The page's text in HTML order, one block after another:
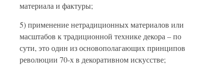
материала и фактуры;
5) применение нетрадиционных материалов или
масштабов к традиционной технике декора – по
сути, это один из основополагающих принципов
революции 70-х в декоративном искусстве;